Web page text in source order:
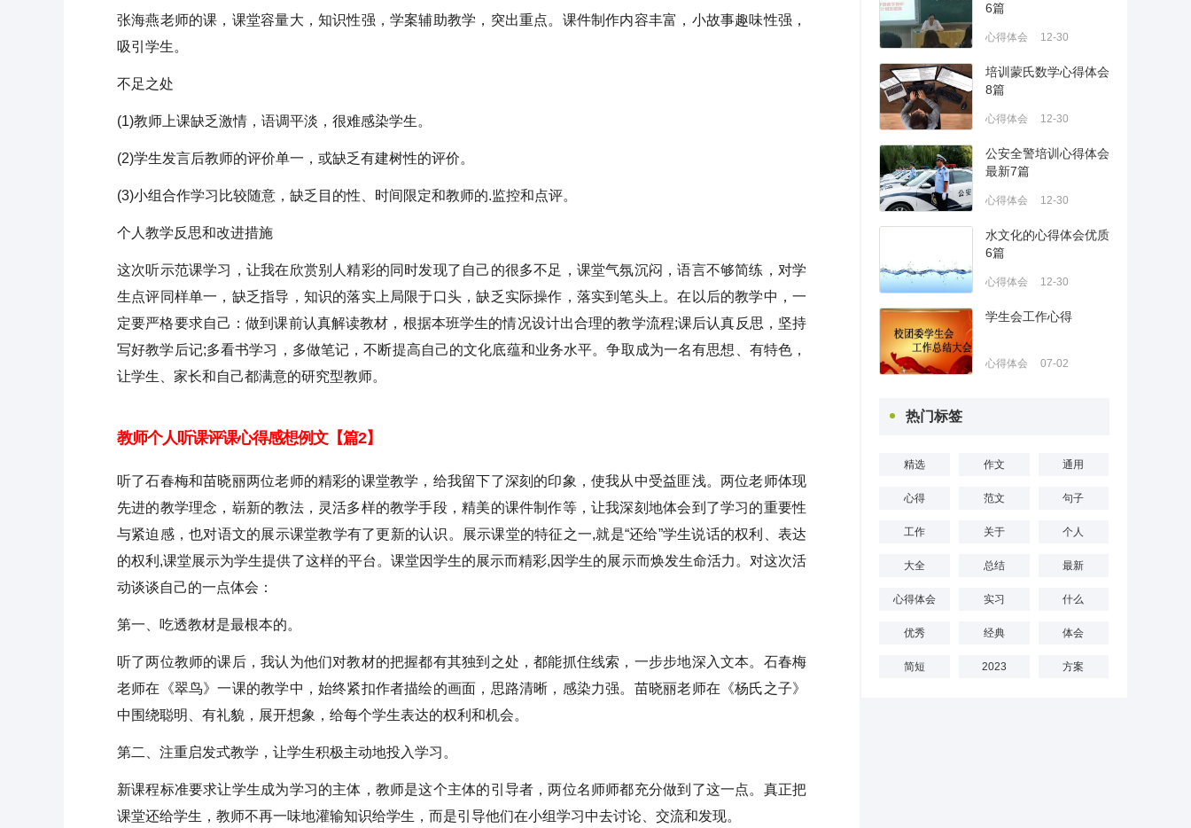
张海燕老师的课，课堂容量大，知识性强，学案辅助教学，突出重点。课件制作内容丰富，小故事趣味性强，
吸引学生。
不足之处
(1)教师上课缺乏激情，语调平淡，很难感染学生。
(2)学生发言后教师的评价单一，或缺乏有建树性的评价。
(3)小组合作学习比较随意，缺乏目的性、时间限定和教师的.监控和点评。
个人教学反思和改进措施
这次听示范课学习，让我在欣赏别人精彩的同时发现了自己的很多不足，课堂气氛沉闷，语言不够简练，对学
生点评同样单一，缺乏指导，知识的落实上局限于口头，缺乏实际操作，落实到笔头上。在以后的教学中，一
定要严格要求自己：做到课前认真解读教材，根据本班学生的情况设计出合理的教学流程;课后认真反思，坚持
写好教学后记;多看书学习，多做笔记，不断提高自己的文化底蕴和业务水平。争取成为一名有思想、有特色，
让学生、家长和自己都满意的研究型教师。
教师个人听课评课心得感想例文【篇2】
听了石春梅和苗晓丽两位老师的精彩的课堂教学，给我留下了深刻的印象，使我从中受益匪浅。两位老师体现
先进的教学理念，崭新的教法，灵活多样的教学手段，精美的课件制作等，让我深刻地体会到了学习的重要性
与紧迫感，也对语文的展示课堂教学有了更新的认识。展示课堂的特征之一,就是“还给”学生说话的权利、表达
的权利,课堂展示为学生提供了这样的平台。课堂因学生的展示而精彩,因学生的展示而焕发生命活力。对这次活
动谈谈自己的一点体会：
第一、吃透教材是最根本的。
听了两位教师的课后，我认为他们对教材的把握都有其独到之处，都能抓住线索，一步步地深入文本。石春梅
老师在《翠鸟》一课的教学中，始终紧扣作者描绘的画面，思路清晰，感染力强。苗晓丽老师在《杨氏之子》
中围绕聪明、有礼貌，展开想象，给每个学生表达的权利和机会。
第二、注重启发式教学，让学生积极主动地投入学习。
新课程标准要求让学生成为学习的主体，教师是这个主体的引导者，两位名师师都充分做到了这一点。真正把
课堂还给学生，教师不再一味地灌输知识给学生，而是引导他们在小组学习中去讨论、交流和发现。
6篇
心得体会 12-30
培训蒙氏数学心得体会
8篇
心得体会 12-30
公安全警培训心得体会
最新7篇
心得体会 12-30
水文化的心得体会优质
6篇
心得体会 12-30
学生会工作心得
心得体会 07-02
热门标签
精选 作文 通用
心得 范文 句子
工作 关于 个人
大全 总结 最新
心得体会 实习 什么
优秀 经典 体会
简短 2023 方案